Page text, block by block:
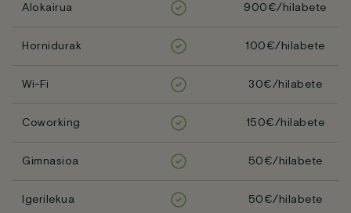
Alokairua 900€/hilabete
Hornidurak 100€/hilabete
Wi-Fi 30€/hilabete
Coworking 150€/hilabete
Gimnasioa 50€/hilabete
Igerilekua 50€/hilabete